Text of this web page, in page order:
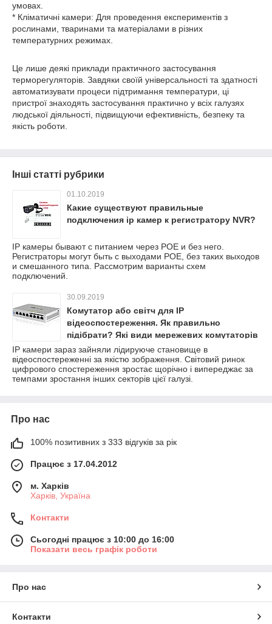
умовах.
* Кліматичні камери: Для проведення експериментів з
рослинами, тваринами та матеріалами в різних
температурних режимах.
Це лише деякі приклади практичного застосування
терморегуляторів. Завдяки своїй універсальності та здатності
автоматизувати процеси підтримання температури, ці
пристрої знаходять застосування практично у всіх галузях
людської діяльності, підвищуючи ефективність, безпеку та
якість роботи.
Інші статті рубрики
01.10.2019
Какие существуют правильные
подключения ip камер к регистратору NVR?
IP камеры бывают с питанием через POE и без него.
Регистраторы могут быть с выходами POE, без таких выходов
и смешанного типа. Рассмотрим варианты схем
подключений.
30.09.2019
Комутатор або світч для IP
відеоспостереження. Як правильно
підібрати? Які види мережевих комутаторів
бувають?
IP камери зараз зайняли лідируюче становище в
відеоспостереженні за якістю зображення. Світовий ринок
цифрового спостереження зростає щорічно і випереджає за
темпами зростання інших секторів цієї галузі.
Про нас
100% позитивних з 333 відгуків за рік
Працює з 17.04.2012
м. Харків
Харків, Україна
Контакти
Сьогодні працює з 10:00 до 16:00
Показати весь графік роботи
Про нас
Контакти